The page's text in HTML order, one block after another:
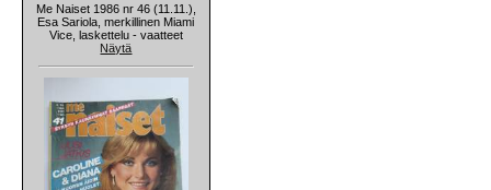
Me Naiset 1986 nr 46 (11.11.),
Esa Sariola, merkillinen Miami
Vice, laskettelu - vaatteet
Näytä